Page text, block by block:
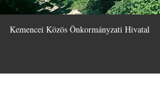
Kemencei Közös Önkormányzati Hivatal